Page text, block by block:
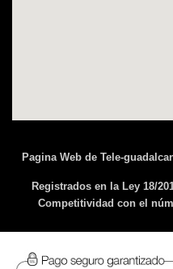
Pagina Web de Tele-
Registrados en la Ley 18/
Competitividad con el